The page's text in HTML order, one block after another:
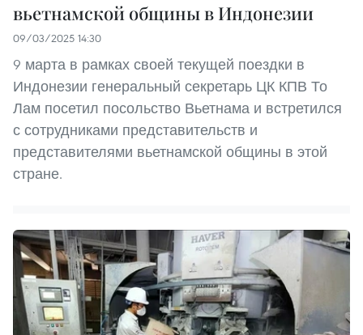
вьетнамской общины в Индонезии
09/03/2025 14:30
9 марта в рамках своей текущей поездки в
Индонезии генеральный секретарь ЦК КПВ То
Лам посетил посольство Вьетнама и встретился
с сотрудниками представительств и
представителями вьетнамской общины в этой
стране.